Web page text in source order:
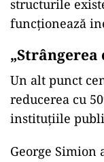
structurile
funcționează
„Strângerea
Un alt punct
reducerea cu
instituțiile
George Simion